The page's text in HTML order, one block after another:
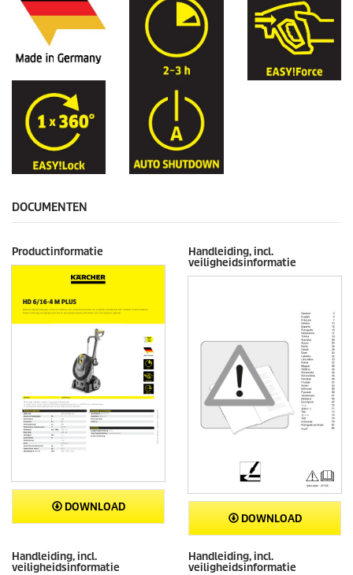
DOCUMENTEN
Productinformatie
DOWNLOAD
Handleiding, incl.
veiligheidsinformatie
DOWNLOAD
Handleiding, incl.
veiligheidsinformatie
Handleiding, incl.
veiligheidsinformatie